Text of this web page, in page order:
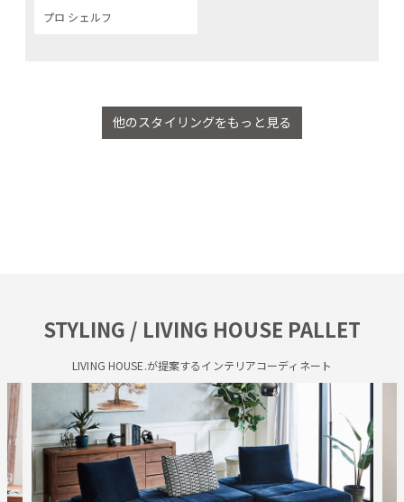
プロ シェルフ
他のスタイリングをもっと見る
STYLING / LIVING HOUSE PALLET
LIVING HOUSE.が提案するインテリアコーディネート